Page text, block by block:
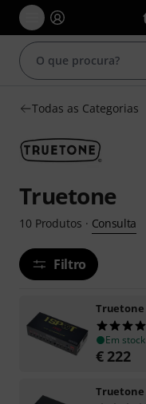
Todas as Categorias
Truetone
10 Produtos · Consulta
Filtro
Truetone
Em stock
€ 222
Truetone